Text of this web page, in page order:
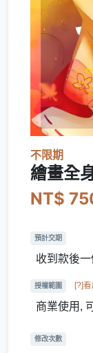
不限期
繪畫全
NT$
預計交期
收到款後一
授權範圍 [?]
商業使用,
修改次數